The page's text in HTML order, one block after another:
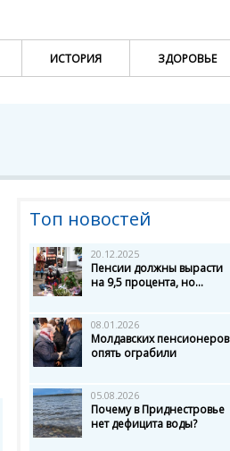
ИСТОРИЯ ЗДОРОВЬЕ
Топ новостей
20.12.2025
Пенсии должны вырасти
на 9,5 процента, но...
08.01.2026
Молдавских пенсионеров
опять ограбили
05.08.2026
Почему в Приднестровье
нет дефицита воды?